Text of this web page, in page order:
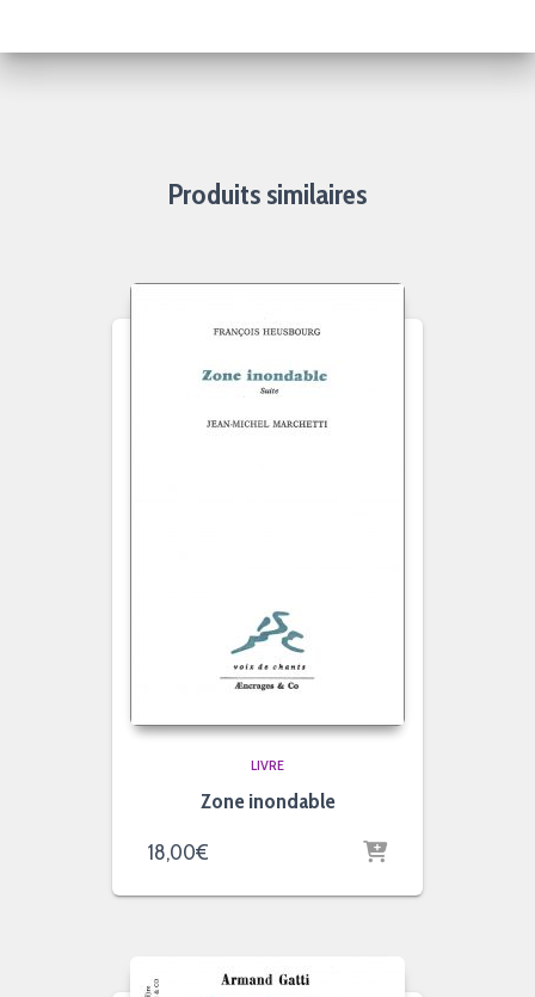
Produits similaires
LIVRE
Zone inondable
18,00€